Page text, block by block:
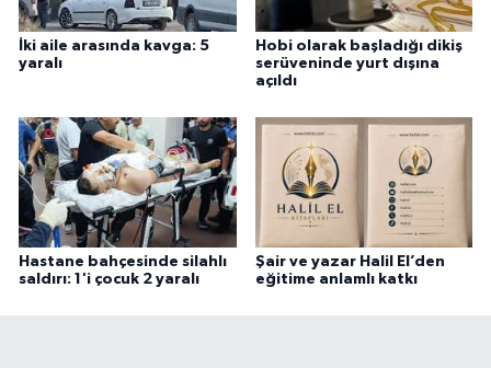
İki aile arasında kavga: 5
yaralı
Hobi olarak başladığı dikiş
serüveninde yurt dışına
açıldı
Hastane bahçesinde silahlı
saldırı: 1'i çocuk 2 yaralı
Şair ve yazar Halil El’den
eğitime anlamlı katkı